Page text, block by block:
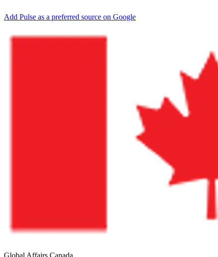
Add Pulse as a preferred source on Google
Global Affairs Canada